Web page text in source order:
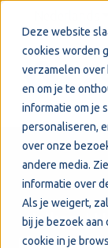
Deze website
cookies worden
verzamelen over
en om je te
informatie om je
personaliseren,
over onze
andere media.
informatie over
Als je weigert,
bij je bezoek
cookie in je
Welkom!